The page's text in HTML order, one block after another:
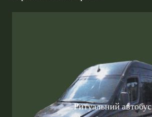
Ритуальний автобус